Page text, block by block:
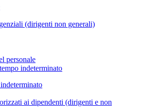
(dirigenti non generali)
personale
indeterminato
ai dipendenti (dirigenti e non